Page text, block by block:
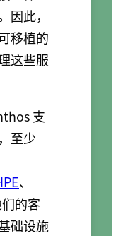
因此，
移植的
这些服
支
至少
、
的客
础设施